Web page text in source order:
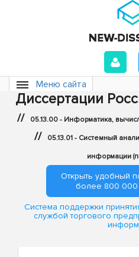
Меню сайта
Диссертации
// 05.13.00 - Информатика,
// 05.13.01 - Системный
информации
Открыть удобный
более 800 000
Система поддержки
службой торгового